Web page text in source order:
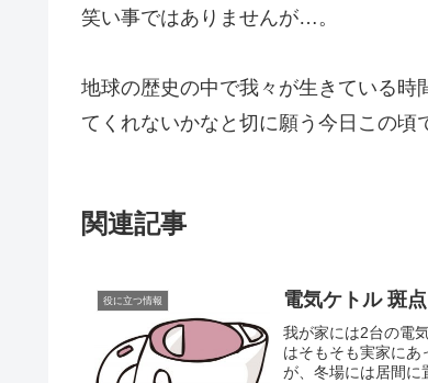
笑い事ではありませんが…。
地球の歴史の中で我々が生きている時
てくれないかなと切に願う今日この頃
関連記事
役に立つ情報 電気ケトル 斑点
我が家には2台の電
はそもそも実家にあ
が、冬場には居間に